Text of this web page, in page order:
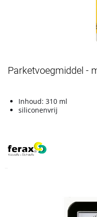
Parketvoegmiddel -
Inhoud: 310 ml
siliconenvrij